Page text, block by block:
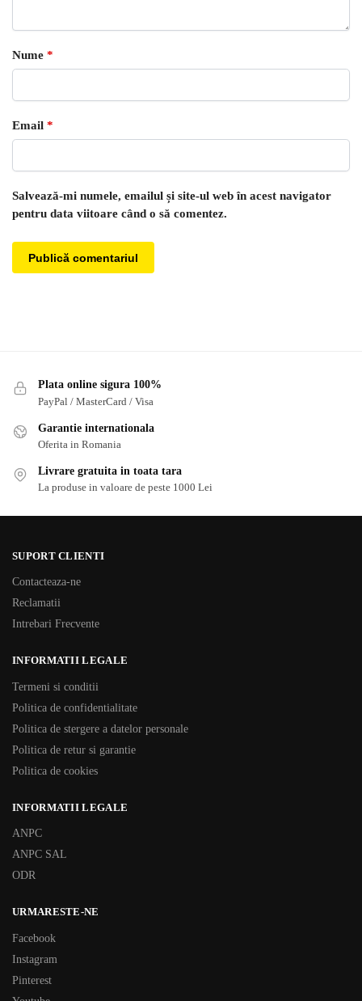
Nume *
Email *
Salvează-mi numele, emailul și site-ul web în acest navigator
pentru data viitoare când o să comentez.
Plata online sigura 100%
PayPal / MasterCard / Visa
Garantie internationala
Oferita in Romania
Livrare gratuita in toata tara
La produse in valoare de peste 1000 Lei
SUPORT CLIENTI
Contacteaza-ne
Reclamatii
Intrebari Frecvente
INFORMATII LEGALE
Termeni si conditii
Politica de confidentialitate
Politica de stergere a datelor personale
Politica de retur si garantie
Politica de cookies
INFORMATII LEGALE
ANPC
ANPC SAL
ODR
URMARESTE-NE
Facebook
Instagram
Pinterest